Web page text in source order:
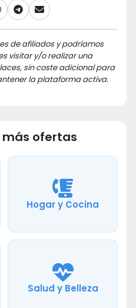
de afiliados y podríamos
visitar y/o realizar una
sin coste adicional para
la plataforma activa.
ofertas
Hogar y Cocina
Salud y Belleza